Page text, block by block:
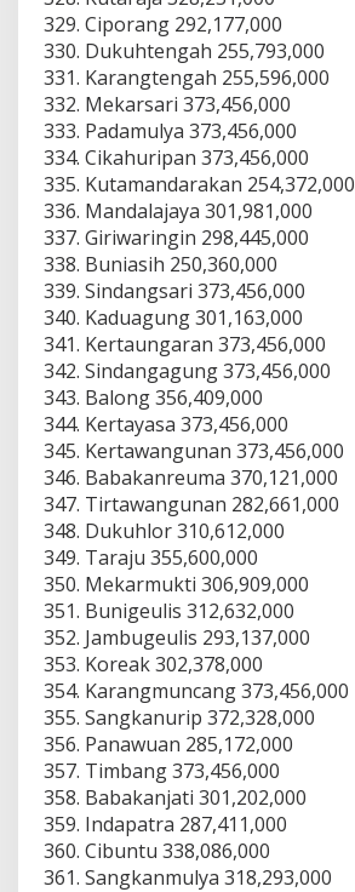
Ciporang 292,177,000
Dukuhtengah 255,793,000
Karangtengah 255,596,000
Mekarsari 373,456,000
Padamulya 373,456,000
Cikahuripan 373,456,000
Kutamandarakan 254,372,000
Mandalajaya 301,981,000
Giriwaringin 298,445,000
Buniasih 250,360,000
Sindangsari 373,456,000
Kaduagung 301,163,000
Kertaungaran 373,456,000
Sindangagung 373,456,000
Balong 356,409,000
Kertayasa 373,456,000
Kertawangunan 373,456,000
Babakanreuma 370,121,000
Tirtawangunan 282,661,000
Dukuhlor 310,612,000
Taraju 355,600,000
Mekarmukti 306,909,000
Bunigeulis 312,632,000
Jambugeulis 293,137,000
Koreak 302,378,000
Karangmuncang 373,456,000
Sangkanurip 372,328,000
Panawuan 285,172,000
Timbang 373,456,000
Babakanjati 301,202,000
Indapatra 287,411,000
Cibuntu 338,086,000
Sangkanmulya 318,293,000